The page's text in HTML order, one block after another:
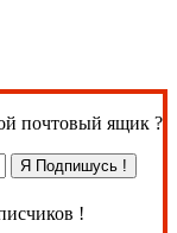
почтовый ящик ?
!